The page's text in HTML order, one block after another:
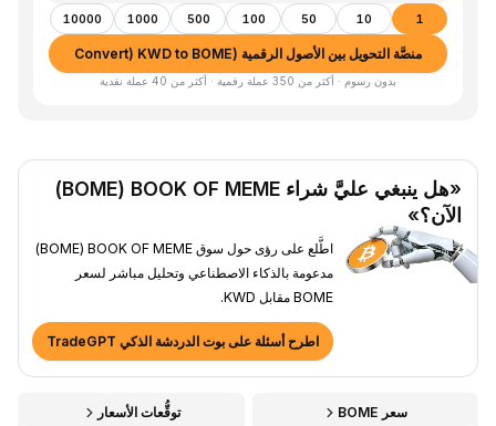
1
10
50
100
500
1000
10000
منصَّة التحويل بين الأصول الرقمية (Convert) KWD to BOME
بدون رسوم · أكثر من 350 عملة رقمية · أكثر من 40 عملة نقدية
«هل ينبغي عليَّ شراء BOOK OF MEME ‏(BOME)
الآن؟»
اطَّلع على رؤى حول سوق BOOK OF MEME ‏(BOME)
مدعومة بالذكاء الاصطناعي وتحليل مباشر لسعر
BOME مقابل KWD.
اطرح أسئلة على بوت الدردشة الذكي TradeGPT
سعر BOME توقُّعات الأسعار